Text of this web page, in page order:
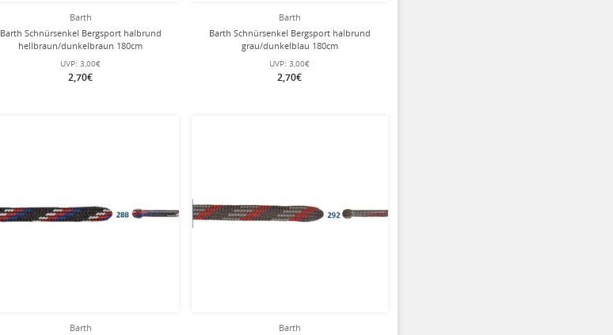
Barth
Barth Schnürsenkel Bergsport halbrund
hellbraun/dunkelbraun 180cm
UVP: 3,00€
2,70€
Barth
Barth Schnürsenkel Bergsport halbrund
grau/dunkelblau 180cm
UVP: 3,00€
2,70€
Barth
Barth